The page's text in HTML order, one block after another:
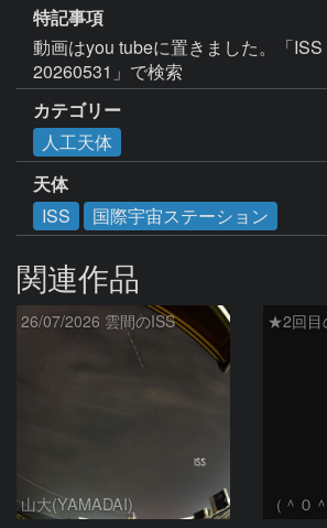
特記事項
動画はyou tubeに置きました。「ISS
20260531」で検索
カテゴリー
人工天体
天体
ISS
国際宇宙ステーション
関連作品
26/07/2026 雲間のISS
山大(YAMADAI)
★2回目
（＾０